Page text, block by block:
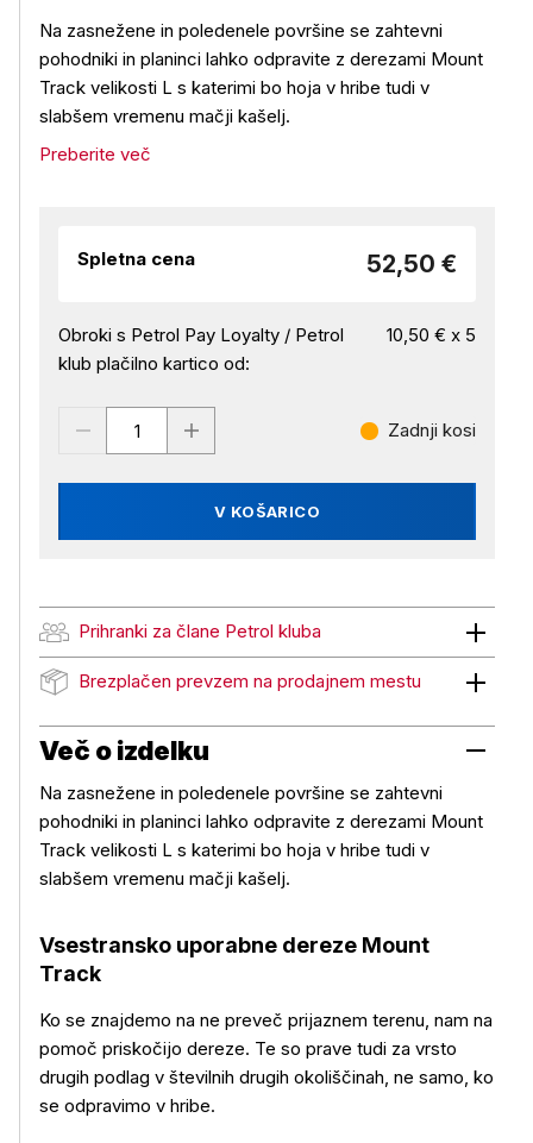
Na zasnežene in poledenele površine se zahtevni
pohodniki in planinci lahko odpravite z derezami Mount
Track velikosti L s katerimi bo hoja v hribe tudi v
slabšem vremenu mačji kašelj.
Preberite več
Spletna cena 52,50 €
Obroki s Petrol Pay Loyalty / Petrol
klub plačilno kartico od:
10,50 € x 5
V KOŠARICO
Zadnji kosi
Prihranki za člane Petrol kluba
Prihranki za člane Petrol kluba
Brezplačen prevzem na prodajnem mestu
Brezplačen prevzem na prodajnem mestu
Več o izdelku
Na zasnežene in poledenele površine se zahtevni
pohodniki in planinci lahko odpravite z derezami Mount
Track velikosti L s katerimi bo hoja v hribe tudi v
slabšem vremenu mačji kašelj.
Vsestransko uporabne dereze Mount
Track
Ko se znajdemo na ne preveč prijaznem terenu, nam na
pomoč priskočijo dereze. Te so prave tudi za vrsto
drugih podlag v številnih drugih okoliščinah, ne samo, ko
se odpravimo v hribe.